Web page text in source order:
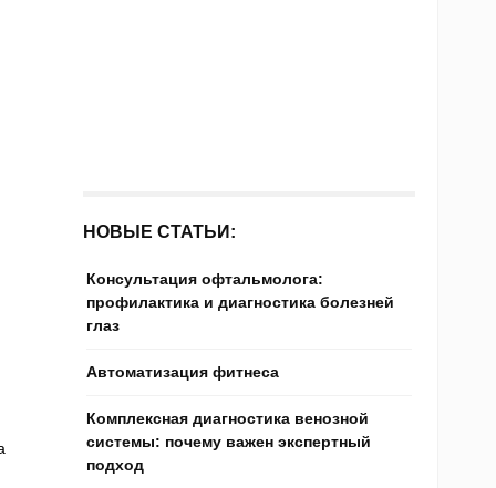
НОВЫЕ СТАТЬИ:
Консультация офтальмолога:
профилактика и диагностика болезней
глаз
Автоматизация фитнеса
Комплексная диагностика венозной
системы: почему важен экспертный
подход